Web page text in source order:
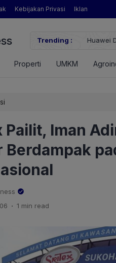
Kebijakan Privasi Iklan
Trending :
Huawei
Properti UMKM
Pailit, Iman
Berdampak
. 1 min read